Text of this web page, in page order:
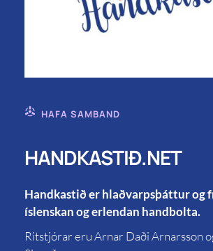
HAFA SAMBAND
HANDKASTIÐ.NET
Handkastið er hlaðvarpsþáttur og
íslenskan og erlendan handbolta.
Ritstjórar eru Arnar Daði Arnarsson